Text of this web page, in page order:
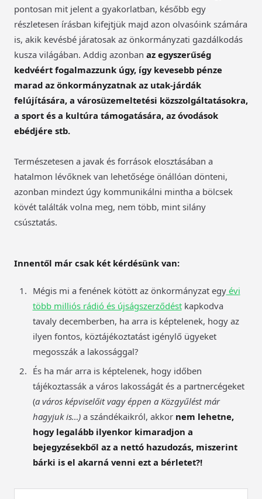
pontosan mit jelent a gyakorlatban, később egy
részletesen írásban kifejtjük majd azon olvasóink számára
is, akik kevésbé járatosak az önkormányzati gazdálkodás
kusza világában. Addig azonban az egyszerűség
kedvéért fogalmazzunk úgy, így kevesebb pénze
marad az önkormányzatnak az utak-járdák
felújítására, a városüzemeltetési közszolgáltatásokra,
a sport és a kultúra támogatására, az óvodások
ebédjére stb.
Természetesen a javak és források elosztásában a
hatalmon lévőknek van lehetősége önállóan dönteni,
azonban mindezt úgy kommunikálni mintha a bölcsek
kövét találták volna meg, nem több, mint silány
csúsztatás.
Innentől már csak két kérdésünk van:
Mégis mi a fenének kötött az önkormányzat egyévi
több milliós rádió és újságszerződéstkapkodva
tavaly decemberben, ha arra is képtelenek, hogy az
ilyen fontos, köztájékoztatást igénylő ügyeket
megosszák a lakossággal?
És ha már arra is képtelenek, hogy időben
tájékoztassák a város lakosságát és a partnercégeket
(a város képviselőit vagy éppen a Közgyűlést már
hagyjuk is…)a szándékaikról, akkor nem lehetne,
hogy legalább ilyenkor kimaradjon a
bejegyzésekből az a nettó hazudozás, miszerint
bárki is el akarná venni ezt a bérletet?!